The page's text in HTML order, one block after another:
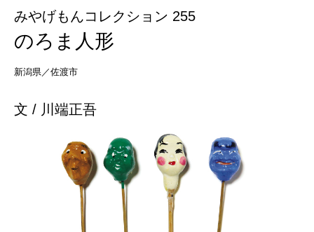
みやげもんコレクション 255
のろま人形
新潟県／佐渡市
文 / 川端正吾